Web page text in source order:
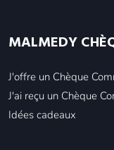
MALMEDY
J'offre un Chèque
J'ai reçu un Chèque
Idées cadeaux